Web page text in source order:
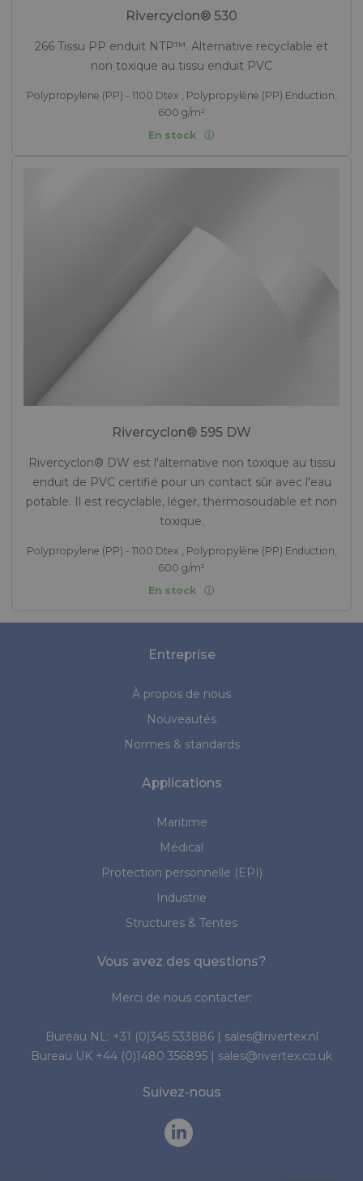
Rivercyclon® 530
266 Tissu PP enduit NTP™. Alternative recyclable et
non toxique au tissu enduit PVC
Polypropylene (PP) - 1100 Dtex , Polypropylène (PP) Enduction,
600 g/m²
En stock
Rivercyclon® 595 DW
Rivercyclon® DW est l'alternative non toxique au tissu
enduit de PVC certifié pour un contact sûr avec l'eau
potable. Il est recyclable, léger, thermosoudable et non
toxique.
Polypropylene (PP) - 1100 Dtex , Polypropylène (PP) Enduction,
600 g/m²
En stock
Entreprise
À propos de nous
Nouveautés
Normes & standards
Applications
Maritime
Médical
Protection personnelle (EPI)
Industrie
Structures & Tentes
Vous avez des questions?
Merci de nous contacter:
Bureau NL: +31 (0)345 533886| sales@rivertex.nl
Bureau UK +44 (0)1480 356895 | sales@rivertex.co.uk
Suivez-nous